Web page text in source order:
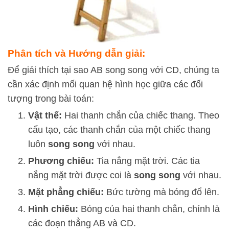
Phân tích và Hướng dẫn giải:
Để giải thích tại sao AB song song với CD, chúng ta
cần xác định mối quan hệ hình học giữa các đối
tượng trong bài toán:
Vật thể: Hai thanh chắn của chiếc thang. Theo
cấu tạo, các thanh chắn của một chiếc thang
luôn song song với nhau.
Phương chiếu: Tia nắng mặt trời. Các tia
nắng mặt trời được coi là song song với nhau.
Mặt phẳng chiếu: Bức tường mà bóng đổ lên.
Hình chiếu: Bóng của hai thanh chắn, chính là
các đoạn thẳng AB và CD.